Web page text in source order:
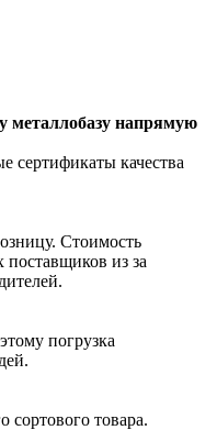
металлобазу напрямую
сертификаты качества
Стоимость
из за
погрузка
товара.